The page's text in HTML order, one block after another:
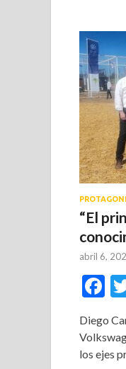
“El
abril 6,
Diego
los ejes